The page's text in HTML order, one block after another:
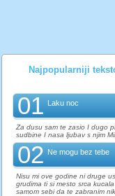
Najpopularniji
01 Laku noc
Za dusu sam te zasio I dugo
sudbine I nasa ljubav s njim
02 Ne mogu bez tebe
Nisu mi ove godine ni druge
grudima ti si mesto srca
samom sebi da te zabranim